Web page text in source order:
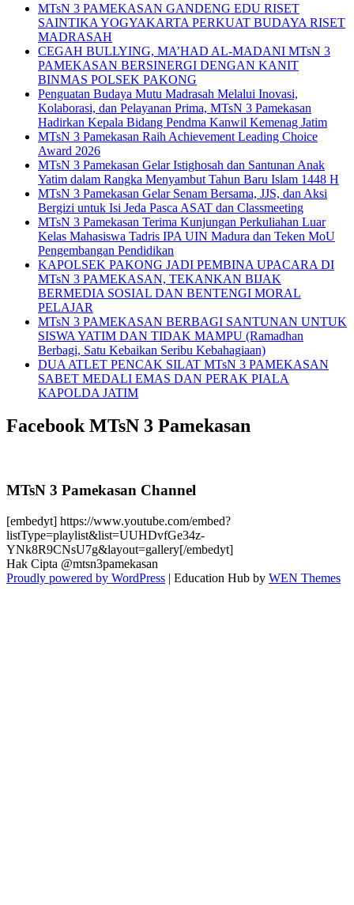
MTsN 3 PAMEKASAN GANDENG EDU RISET
SAINTIKA YOGYAKARTA PERKUAT BUDAYA RISET
MADRASAH
CEGAH BULLYING, MA’HAD AL-MADANI MTsN 3
PAMEKASAN BERSINERGI DENGAN KANIT
BINMAS POLSEK PAKONG
Penguatan Budaya Mutu Madrasah Melalui Inovasi,
Kolaborasi, dan Pelayanan Prima, MTsN 3 Pamekasan
Hadirkan Kepala Bidang Pendma Kanwil Kemenag Jatim
MTsN 3 Pamekasan Raih Achievement Leading Choice
Award 2026
MTsN 3 Pamekasan Gelar Istighosah dan Santunan Anak
Yatim dalam Rangka Menyambut Tahun Baru Islam 1448 H
MTsN 3 Pamekasan Gelar Senam Bersama, JJS, dan Aksi
Bergizi untuk Isi Jeda Pasca ASAT dan Classmeeting
MTsN 3 Pamekasan Terima Kunjungan Perkuliahan Luar
Kelas Mahasiswa Tadris IPA UIN Madura dan Teken MoU
Pengembangan Pendidikan
KAPOLSEK PAKONG JADI PEMBINA UPACARA DI
MTsN 3 PAMEKASAN, TEKANKAN BIJAK
BERMEDIA SOSIAL DAN BENTENGI MORAL
PELAJAR
MTsN 3 PAMEKASAN BERBAGI SANTUNAN UNTUK
SISWA YATIM DAN TIDAK MAMPU (Ramadhan
Berbagi, Satu Kebaikan Seribu Kebahagiaan)
DUA ATLET PENCAK SILAT MTsN 3 PAMEKASAN
SABET MEDALI EMAS DAN PERAK PIALA
KAPOLDA JATIM
Facebook MTsN 3 Pamekasan
MTsN 3 Pamekasan Channel
[embedyt] https://www.youtube.com/embed?
listType=playlist&list=UUHDvfGe34z-
YNk8R9CNsU7g&layout=gallery[/embedyt]
Hak Cipta @mtsn3pamekasan
Proudly powered by WordPress | Education Hub by WEN Themes